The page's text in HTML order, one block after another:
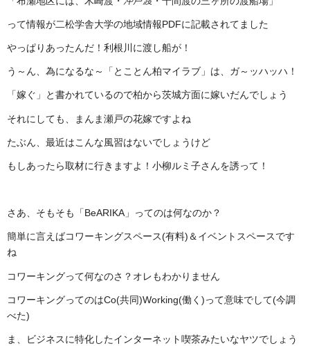
って情報が二松学舎大学の地域情報PDFに記載されてました
やっぱりあったんだ！利根川に渡し船が！
う～ん、為になるな～「とことん柏マイラブ」は、ガ～ッハッハ！
「嫁ぐ」と書かれているので柏から茨城方面に嫁いだんでしょう
それにしても、まんま瀬戸の花嫁ですよね
たぶん、最近はこんな風習はないでしょうけど
もしあったら取材に行きますよ！小柳ルミ子さんを誘って！
さあ、そもそも「BeARIKA」ってのは何なのか？
簡単に言えばコワーキングスペース(有料)＆イベントスペースです
ね
コワーキングって何なのさ？オレもわかりません
コワーキングってのはCo(共同)Working(働く)って意味でして(今調
べた)
ま、ビジネスに特化したインターネット喫茶みたいなヤツでしょう